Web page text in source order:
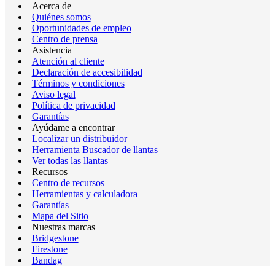
Acerca de
Quiénes somos
Oportunidades de empleo
Centro de prensa
Asistencia
Atención al cliente
Declaración de accesibilidad
Términos y condiciones
Aviso legal
Política de privacidad
Garantías
Ayúdame a encontrar
Localizar un distribuidor
Herramienta Buscador de llantas
Ver todas las llantas
Recursos
Centro de recursos
Herramientas y calculadora
Garantías
Mapa del Sitio
Nuestras marcas
Bridgestone
Firestone
Bandag